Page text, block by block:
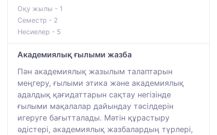
Оқу жылы - 1
Семестр - 2
Несиелер - 5
Академиялық ғылыми жазба
Пән академиялық жазылым талаптарын
меңгеру, ғылыми этика және академиялық
адалдық қағидаттарын сақтау негізінде
ғылыми мақалалар дайындау тәсілдерін
игеруге бағытталады. Мәтін құрастыру
әдістері, академиялық жазбалардың түрлері,